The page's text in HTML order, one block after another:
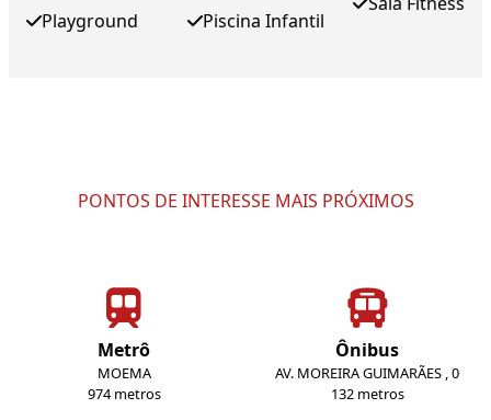
Playground
Piscina Infantil
PONTOS DE INTERESSE MAIS PRÓXIMOS
Metrô
MOEMA
974 metros
Ônibus
AV. MOREIRA GUIMARÃES , 0
132 metros